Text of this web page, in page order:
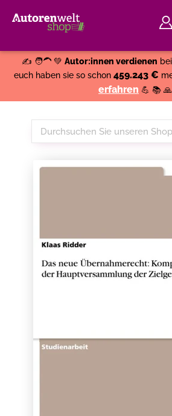
✍️ 🧑‍🦱 💚 Autor:innen verdienen
euch haben sie so schon 459.243 €
erfahren 💪 📚 🙏
Durchsuchen
Sie
Shop